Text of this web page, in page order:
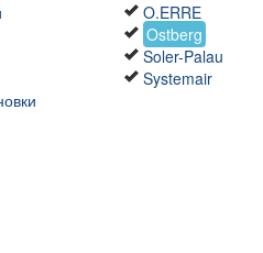
O.ERRE
Ostberg
Soler-Palau
Systemair